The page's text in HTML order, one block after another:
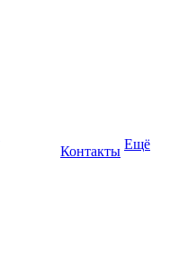
Контакты Ещё